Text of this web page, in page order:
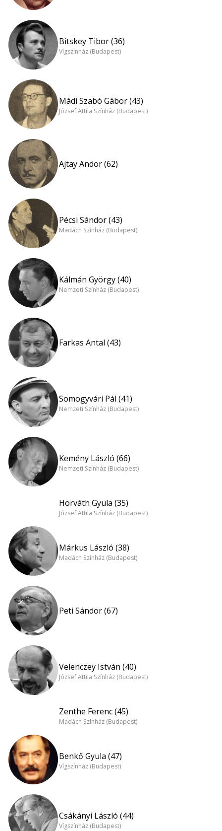
Bitskey Tibor (36)
Vígszínház (Budapest)
Mádi Szabó Gábor (43)
József Attila Színház (Budapest)
Ajtay Andor (62)
Pécsi Sándor (43)
Madách Színház (Budapest)
Kálmán György (40)
Nemzeti Színház (Budapest)
Farkas Antal (43)
Somogyvári Pál (41)
Nemzeti Színház (Budapest)
Kemény László (66)
Nemzeti Színház (Budapest)
Horváth Gyula (35)
József Attila Színház (Budapest)
Márkus László (38)
Madách Színház (Budapest)
Peti Sándor (67)
Velenczey István (40)
József Attila Színház (Budapest)
Zenthe Ferenc (45)
Madách Színház (Budapest)
Benkő Gyula (47)
Vígszínház (Budapest)
Csákányi László (44)
Vígszínház (Budapest)